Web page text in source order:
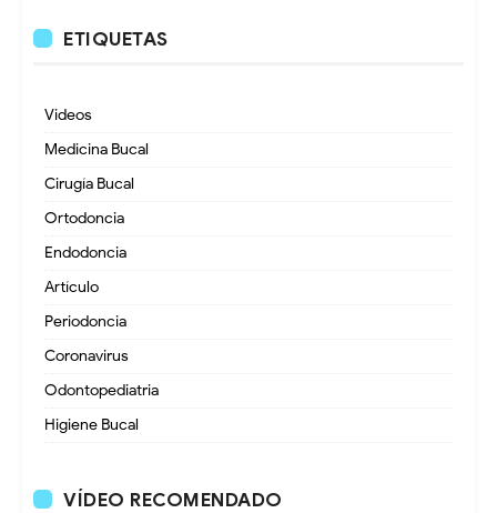
ETIQUETAS
Videos
Medicina Bucal
Cirugía Bucal
Ortodoncia
Endodoncia
Artículo
Periodoncia
Coronavirus
Odontopediatria
Higiene Bucal
VÍDEO RECOMENDADO